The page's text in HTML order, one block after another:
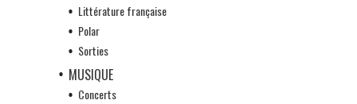
Littérature française
Polar
Sorties
MUSIQUE
Concerts